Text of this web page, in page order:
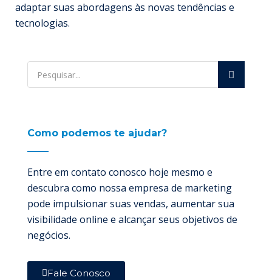
adaptar suas abordagens às novas tendências e
tecnologias.
Como podemos te ajudar?
Entre em contato conosco hoje mesmo e
descubra como nossa empresa de marketing
pode impulsionar suas vendas, aumentar sua
visibilidade online e alcançar seus objetivos de
negócios.
Fale Conosco